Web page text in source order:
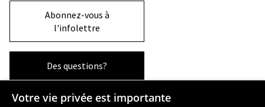
Abonnez-vous à
l'infolettre
Des questions?
Votre vie privée est importante